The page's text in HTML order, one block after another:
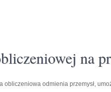
na
obliczeniowa odmienia przemysł,